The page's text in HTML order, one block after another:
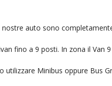
auto sono
fino a 9 posti. In zona il Van
utilizzare Minibus oppure Bus